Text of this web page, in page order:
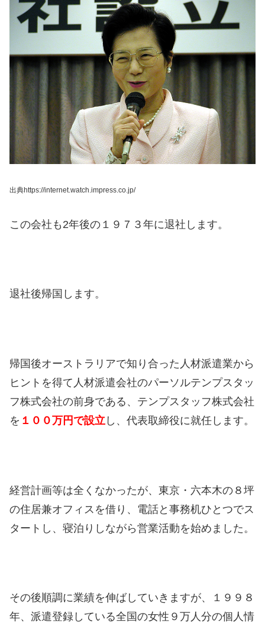
出典https://internet.watch.impress.co.jp/
この会社も2年後の１９７３年に退社します。
退社後帰国します。
帰国後オーストラリアで知り合った人材派遣業から
ヒントを得て人材派遣会社のパーソルテンプスタッ
フ株式会社の前身である、テンプスタッフ株式会社
を １００万円で設立 し、代表取締役に就任します。
経営計画等は全くなかったが、東京・六本木の８坪
の住居兼オフィスを借り、電話と事務机ひとつでス
タートし、寝泊りしながら営業活動を始めました。
その後順調に業績を伸ばしていきますが、１９９８
年、派遣登録している全国の女性９万人分の個人情